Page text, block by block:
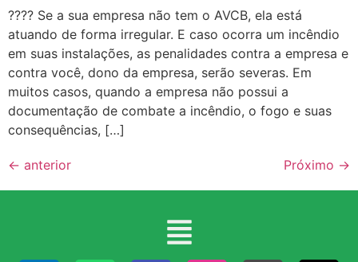
???? Se a sua empresa não tem o AVCB, ela está
atuando de forma irregular. E caso ocorra um incêndio
em suas instalações, as penalidades contra a empresa e
contra você, dono da empresa, serão severas. Em
muitos casos, quando a empresa não possui a
documentação de combate a incêndio, o fogo e suas
consequências, […]
← anterior Próximo →